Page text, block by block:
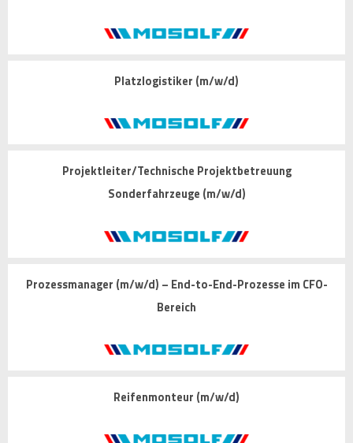
Platzlogistiker (m/w/d)
Projektleiter/Technische Projektbetreuung
Sonderfahrzeuge (m/w/d)
Prozessmanager (m/w/d) – End-to-End-Prozesse im CFO-
Bereich
Reifenmonteur (m/w/d)